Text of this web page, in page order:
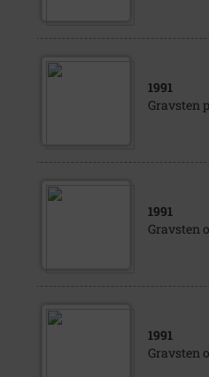
1991
Gravsten
1991
Gravsten
1991
Gravsten